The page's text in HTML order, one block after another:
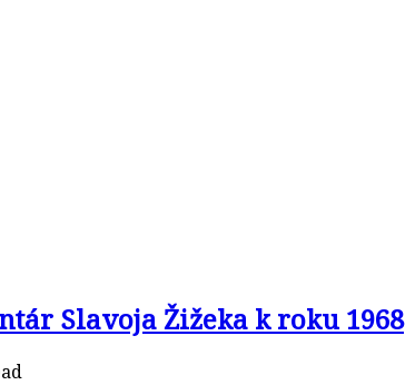
Slavoja Žižeka k roku 1968